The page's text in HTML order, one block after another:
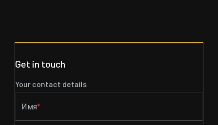
Get in touch
Your contact details
Имя*